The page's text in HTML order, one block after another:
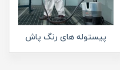
پیستوله های رنگ پاش